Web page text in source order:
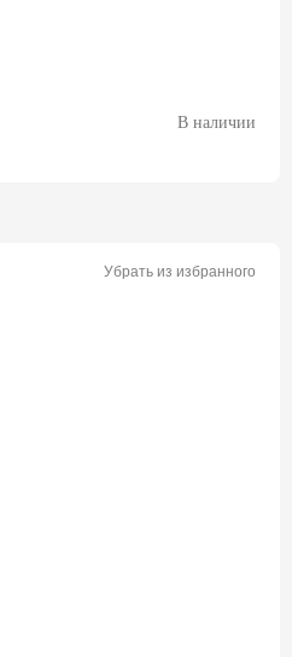
В наличии
Убрать из избранного